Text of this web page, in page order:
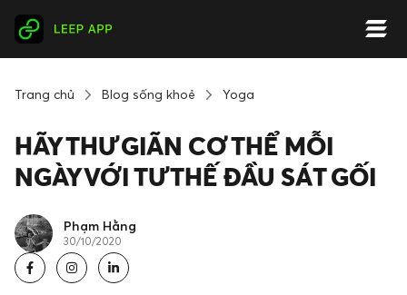
Trang chủ Blog sống khoẻ Yoga
HÃY THƯ GIÃN CƠ THỂ MỖI
NGÀY VỚI TƯ THẾ ĐẦU SÁT GỐI
Phạm Hằng
30/10/2020